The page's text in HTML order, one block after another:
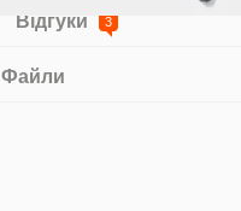
Відгуки 3
Файли